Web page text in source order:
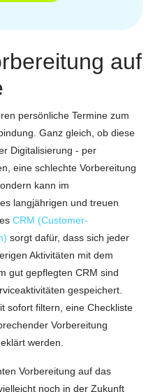
auf
persönliche Termine zum
Ganz gleich, ob diese
Digitalisierung - per
eine schlechte Vorbereitung
kann im
langjährigen und treuen
CRM (Customer-
sorgt dafür, dass sich jeder
Aktivitäten mit dem
gut gepflegten CRM sind
gespeichert.
sofort filtern, eine Checkliste
Vorbereitung
werden.
Vorbereitung auf das
noch in der Zukunft